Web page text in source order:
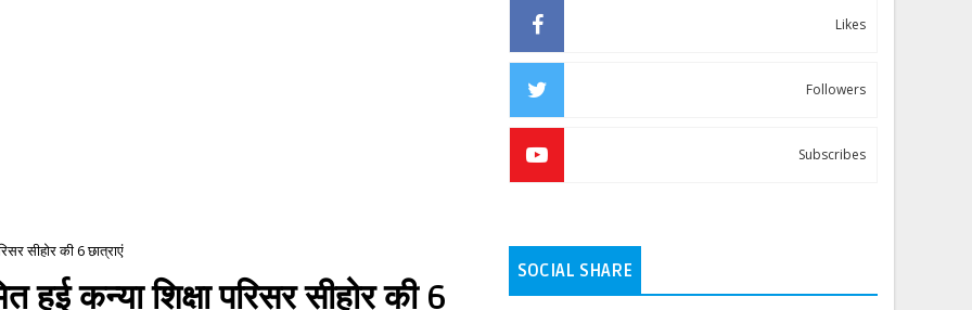
सीहोर की 6 छात्राएं
हुई कन्या शिक्षा परिसर सीहोर की 6
Likes
Followers
Subscribes
SOCIAL SHARE